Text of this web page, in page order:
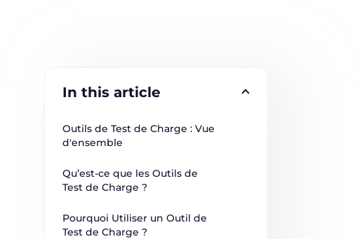
In this article
Outils de Test de Charge : Vue
d'ensemble
Qu’est-ce que les Outils de
Test de Charge ?
Pourquoi Utiliser un Outil de
Test de Charge ?